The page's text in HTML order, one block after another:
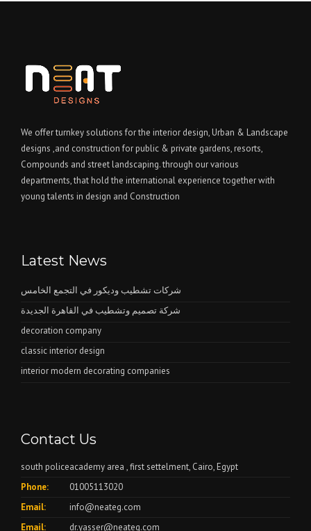
We offer turnkey solutions for the interior design, Urban & Landscape
designs ,and construction for public & private gardens, resorts,
Compounds and street landscaping. through our various
departments, that hold the international experience together with
young talents in design and Construction
Latest News
شركات تشطيب وديكور في التجمع الخامس
شركة تصميم وتشطيب في القاهرة الجديدة
decoration company
classic interior design
interior modern decorating companies
Contact Us
south policeacademy area , first settelment, Cairo, Egypt
Phone:
01005113020
Email:
info@neateg.com
Email:
dr.yasser@neateg.com